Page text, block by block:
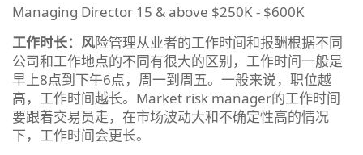
Managing Director 15 & above $250K - $600K
工作时长：风险管理从业者的工作时间和报酬根据不同
公司和工作地点的不同有很大的区别，工作时间一般是
早上8点到下午6点，周一到周五。一般来说，职位越
高，工作时间越长。Market risk manager的工作时间
要跟着交易员走，在市场波动大和不确定性高的情况
下，工作时间会更长。